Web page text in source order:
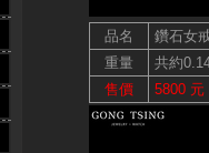
品名
鑽石女
重量
共約
售價
5800 元